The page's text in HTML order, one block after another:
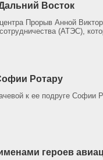
Восток
Прорыв Анной
(АТЭС),
Ротару
к ее подруге Софии
героев